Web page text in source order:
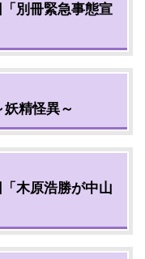
別冊緊急事態宣
精怪異～
木原浩勝が中山